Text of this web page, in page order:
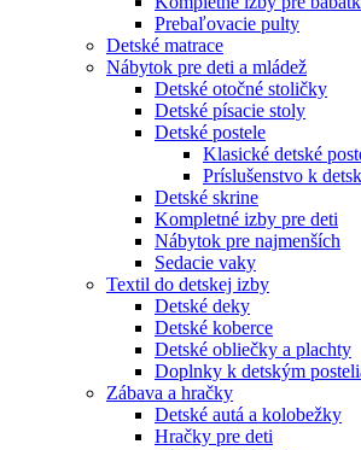
Prebaľovacie pulty
Detské matrace
Nábytok pre deti a mládež
Detské otočné stoličky
Detské písacie stoly
Detské postele
Klasické detské
Príslušenstvo k
Detské skrine
Kompletné izby pre deti
Nábytok pre najmenších
Sedacie vaky
Textil do detskej izby
Detské deky
Detské koberce
Detské obliečky a plachty
Doplnky k detským
Zábava a hračky
Detské autá a kolobežky
Hračky pre deti